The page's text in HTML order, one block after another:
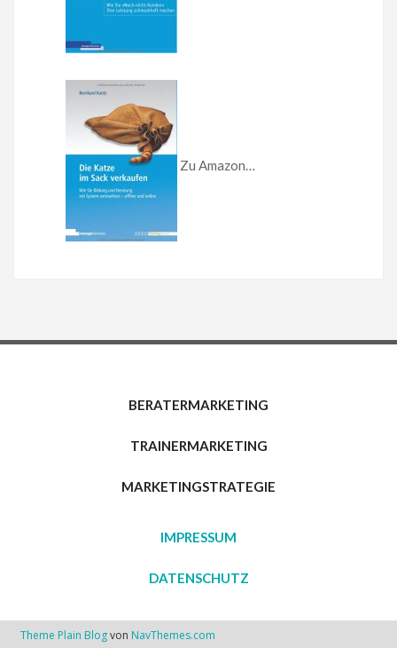
Zu Amazon…
BERATERMARKETING
TRAINERMARKETING
MARKETINGSTRATEGIE
IMPRESSUM
DATENSCHUTZ
Theme Plain Blogvon NavThemes.com